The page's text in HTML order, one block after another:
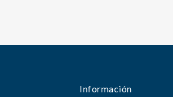
Información